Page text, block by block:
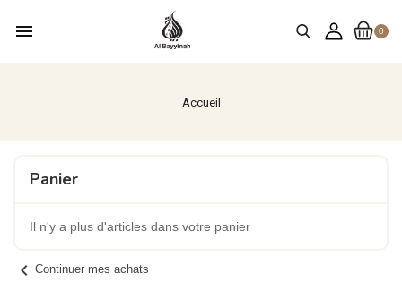
0
menu
Accueil
Panier
Il n'y a plus d'articles dans votre panier
chevron_left Continuer mes achats